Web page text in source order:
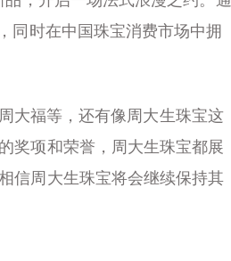
同时在中国珠宝消费市场中拥
福等，还有像周大生珠宝这
奖项和荣誉，周大生珠宝都展
信周大生珠宝将会继续保持其